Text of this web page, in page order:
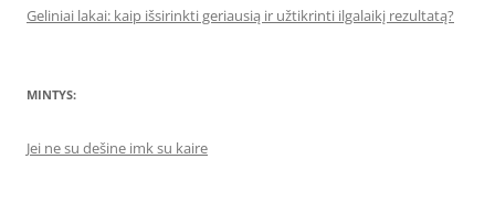
Geliniai lakai: kaip išsirinkti geriausią ir užtikrinti ilgalaikį rezultatą?
MINTYS:
Jei ne su dešine imk su kaire